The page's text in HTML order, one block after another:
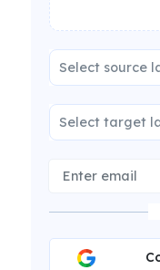
Select source
Select target